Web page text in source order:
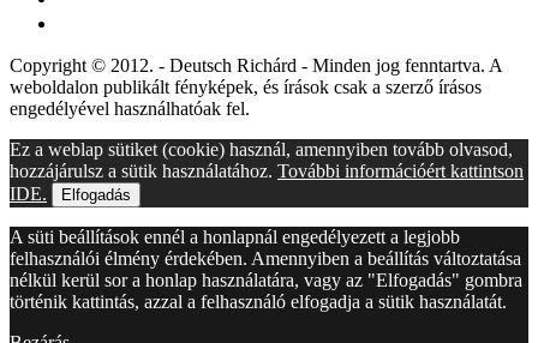
Copyright © 2012. - Deutsch Richárd - Minden jog fenntartva. A
weboldalon publikált fényképek, és írások csak a szerző írásos
engedélyével használhatóak fel.
Ez a weblap sütiket (cookie) használ, amennyiben tovább olvasod,
hozzájárulsz a sütik használatához. További információért kattintson
IDE.
Elfogadás
A süti beállítások ennél a honlapnál engedélyezett a legjobb
felhasználói élmény érdekében. Amennyiben a beállítás változtatása
nélkül kerül sor a honlap használatára, vagy az "Elfogadás" gombra
történik kattintás, azzal a felhasználó elfogadja a sütik használatát.